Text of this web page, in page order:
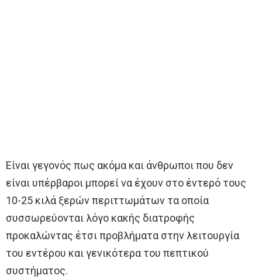
Είναι γεγονός πως ακόμα και άνθρωποι που δεν
είναι υπέρβαροι μπορεί να έχουν στο έντερό τους
10-25 κιλά ξερών περιττωμάτων τα οποία
συσσωρεύονται λόγο κακής διατροφής
προκαλώντας έτσι προβλήματα στην λειτουργία
του εντέρου και γενικότερα του πεπτικού
συστήματος.